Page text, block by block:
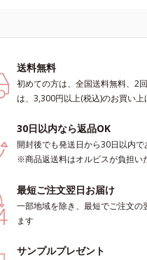
送料無料
初めての方は、全国送料無料、2
は、3,300円以上(税込)のお買い
30日以内なら返品OK
開封後でも発送日から30日以内
※商品返送料はオルビスが負担い
最短ご注文翌日お届け
一部地域を除き、最短でご注文の
ます
サンプルプレゼント